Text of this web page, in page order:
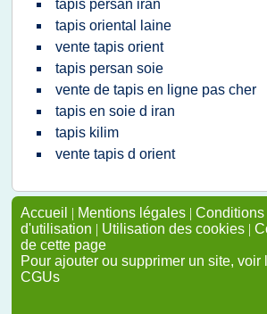
tapis persan iran
tapis oriental laine
vente tapis orient
tapis persan soie
vente de tapis en ligne pas cher
tapis en soie d iran
tapis kilim
vente tapis d orient
Accueil | Mentions légales |
d'utilisation | Utilisation des cookies |
de cette page
Pour ajouter ou supprimer un site, voir
CGUs